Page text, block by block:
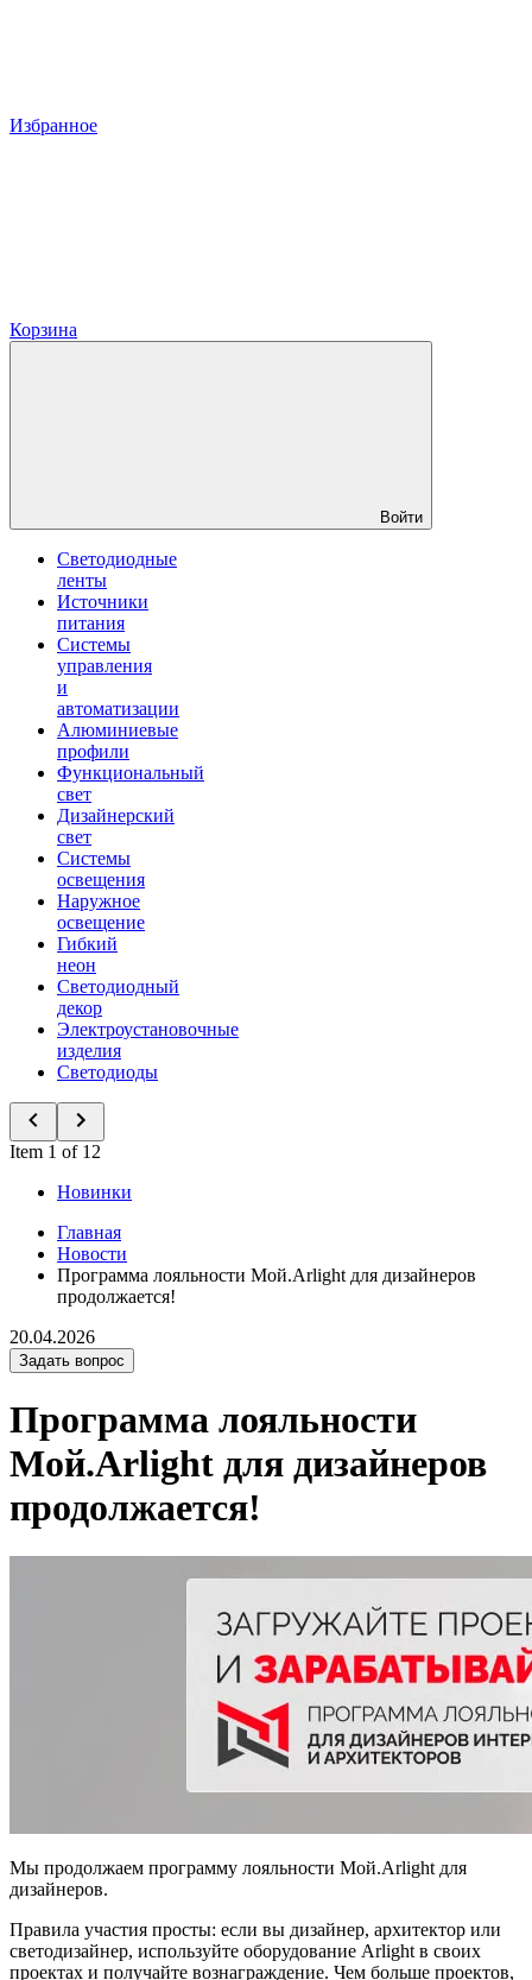
Избранное
Корзина
Войти
Светодиодные
ленты
Источники
питания
Системы
управления
и
автоматизации
Алюминиевые
профили
Функциональный
свет
Дизайнерский
свет
Системы
освещения
Наружное
освещение
Гибкий
неон
Светодиодный
декор
Электроустановочные
изделия
Светодиоды
Item 1 of 12
Новинки
Главная
Новости
Программа лояльности Мой.Arlight для дизайнеров
продолжается!
20.04.2026
Задать вопрос
Программа лояльности
Мой.Arlight для дизайнеров
продолжается!
Мы продолжаем программу лояльности Mой.Arlight для
дизайнеров.
Правила участия просты: если вы дизайнер, архитектор или
светодизайнер, используйте оборудование Arlight в своих
проектах и получайте вознаграждение. Чем больше проектов,